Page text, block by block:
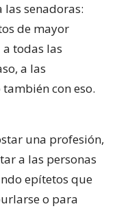
senadoras:
de mayor
todas las
a las
con eso.
una profesión,
a las personas
epítetos que
o para